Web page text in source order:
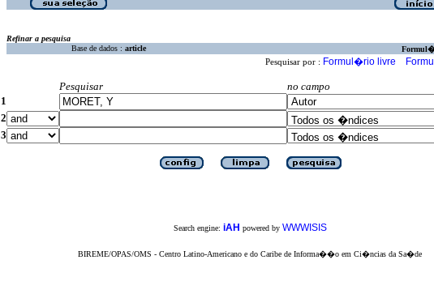
Refinar a pesquisa
Base de dados : article
Pesquisar por : Formul�rio livre
Pesquisar
no campo
1
2
3
Search engine: iAH powered by WWWISIS
BIREME/OPAS/OMS - Centro Latino-Americano e do Caribe de Informa��o em Ci�ncias da Sa�de